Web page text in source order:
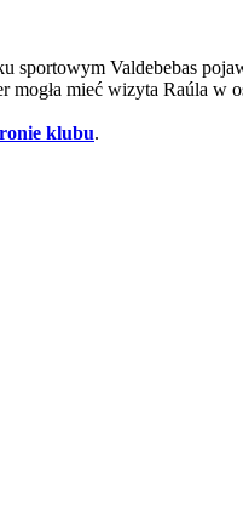
sportowym Valdebebas
mogła mieć wizyta Raúla
klubu.